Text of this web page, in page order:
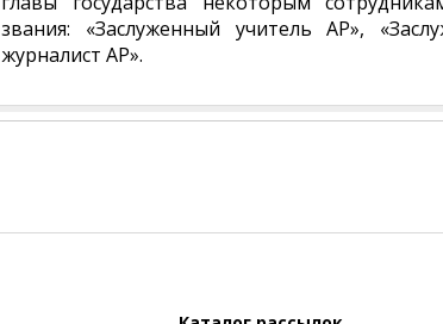
звания: «Заслуженный учитель АР»,
журналист АР».